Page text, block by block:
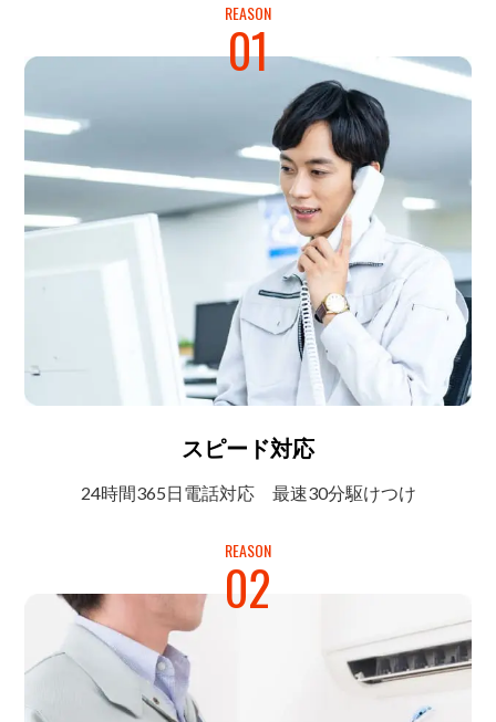
REASON
01
スピード対応
24時間365日電話対応 最速30分駆けつけ
REASON
02